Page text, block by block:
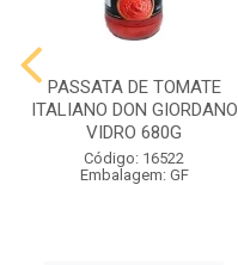
PASSATA DE TOMATE
ITALIANO DON GIORDANO
VIDRO 680G
Código: 16522
Embalagem: GF